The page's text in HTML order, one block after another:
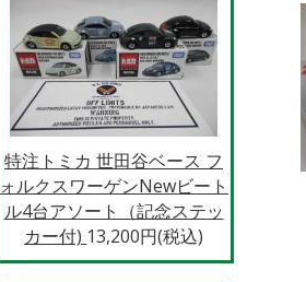
特注トミカ 世田谷ベース フ
ォルクスワーゲンNewビート
ル4台アソート（記念ステッ
カー付) 13,200円(税込)